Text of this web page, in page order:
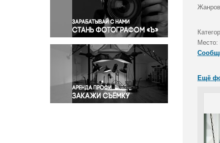
Правосудие
Происшествия и конфликты
Религия
Светская жизнь
Спорт
Экология
Экономика и бизнес
Место:
Ещё